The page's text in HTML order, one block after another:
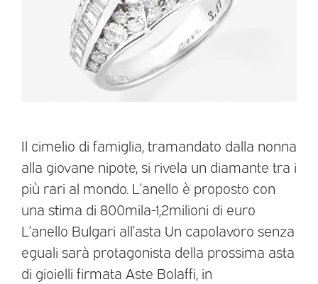
Il cimelio di famiglia, tramandato dalla nonna
alla giovane nipote, si rivela un diamante tra i
più rari al mondo. L’anello è proposto con
una stima di 800mila-1,2milioni di euro
L’anello Bulgari all’asta Un capolavoro senza
eguali sarà protagonista della prossima asta
di gioielli firmata Aste Bolaffi, in